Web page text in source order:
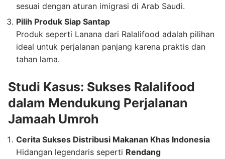
sesuai dengan aturan imigrasi di Arab Saudi.
Pilih Produk Siap Santap
Produk seperti Lanana dari Ralalifood adalah pilihan
ideal untuk perjalanan panjang karena praktis dan
tahan lama.
Studi Kasus: Sukses Ralalifood
dalam Mendukung Perjalanan
Jamaah Umroh
Cerita Sukses Distribusi Makanan Khas Indonesia
Hidangan legendaris seperti Rendang